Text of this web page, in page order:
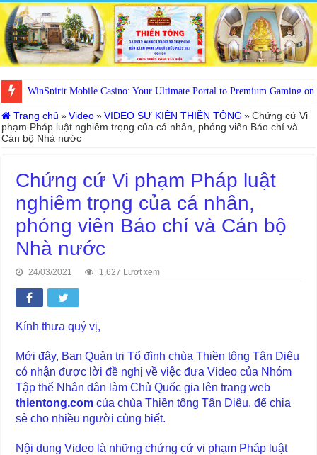
WinSpirit Mobile Casino: Your Ultimate Portal to Premium Gaming on
MyStake Gaming: La Migliore Scelta Ultima per lo lo Divertimento
Trang chủ » Video » VIDEO SỰ KIỆN THIỀN TÔNG » Chứng cứ Vi
phạm Pháp luật nghiêm trọng của cá nhân, phóng viên Báo chí và
Cán bộ Nhà nước
Chứng cứ Vi phạm Pháp luật
nghiêm trọng của cá nhân,
phóng viên Báo chí và Cán bộ
Nhà nước
24/03/2021 1,627 Lượt xem
Kính thưa quý vị,
Mới đây, Ban Quản trị Tổ đình chùa Thiền tông Tân Diệu
có nhận được lời đề nghị về việc đưa Video của Nhóm
Tập thể Nhân dân làm Chủ Quốc gia lên trang web
thientong.com của chùa Thiền tông Tân Diệu, để chia
sẻ cho nhiều người cùng biết.
Nội dung Video là những chứng cứ vi phạm Pháp luật